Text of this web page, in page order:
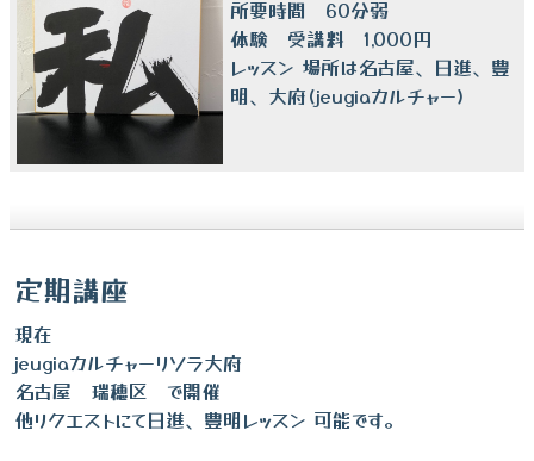
所要時間 60分弱
体験 受講料 1,000円
レッスン 場所は名古屋、日進、豊
明、大府(jeugiaカルチャー)
定期講座
現在
jeugiaカルチャーリソラ大府
名古屋 瑞穂区 で開催
他リクエストにて日進、豊明レッスン 可能です。